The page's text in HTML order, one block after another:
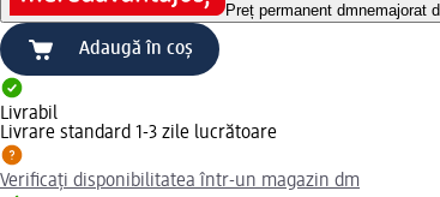
Preț permanent dmnemajorat
Adaugă în coș
Livrabil
Livrare standard 1-3 zile lucrătoare
Verificați disponibilitatea într-un magazin dm